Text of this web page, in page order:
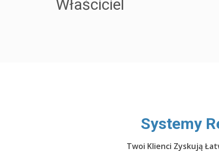
Właściciel
​Systemy
Twoi Klienci Zyskują